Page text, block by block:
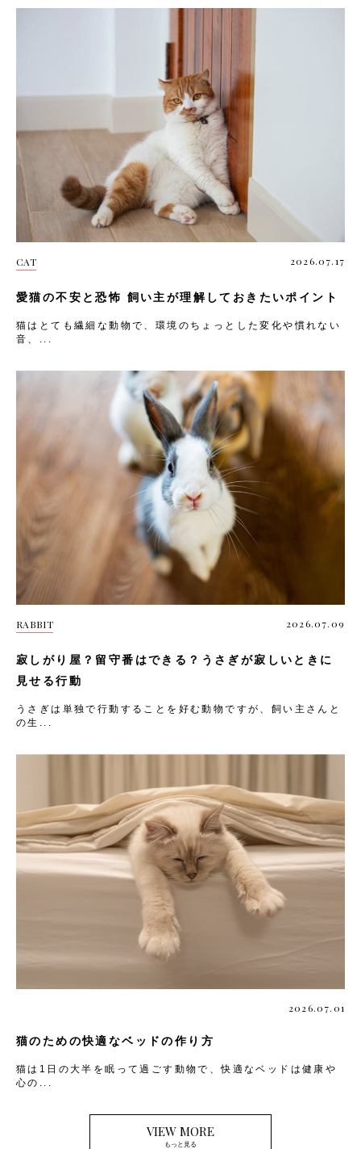
CAT 2026.07.17
愛猫の不安と恐怖 飼い主が理解しておきたいポイント
猫はとても繊細な動物で、環境のちょっとした変化や慣れない
音、...
RABBIT 2026.07.09
寂しがり屋？留守番はできる？うさぎが寂しいときに
見せる行動
うさぎは単独で行動することを好む動物ですが、飼い主さんと
の生...
2026.07.01
猫のための快適なベッドの作り方
猫は1日の大半を眠って過ごす動物で、快適なベッドは健康や
心の...
VIEW MORE
もっと見る